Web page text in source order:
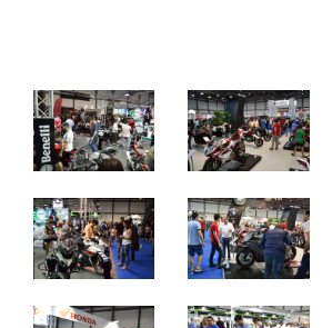
5 a 8 de Maio 2022 - EXPONOR - Porto
quinta a domingo - 10h / 20h